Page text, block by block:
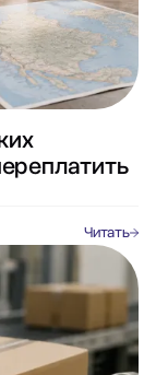
Читать